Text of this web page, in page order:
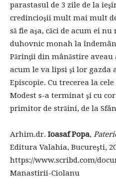
parastasul de 3 zile de la
credincioşii mult mai mult
să fie aşa, căci de acum ei
duhovnic monah la
Părinţii din mânăstire
acum le va lipsi şi lor gazda
Episcopie. Cu trecerea la
Modest s-a terminat şi cu
primitor de străini, de la
Arhim.dr. Ioasaf Popa,
Editura Valahia, Bucureşti,
https://www.scribd.com/
Manastirii-Ciolanu